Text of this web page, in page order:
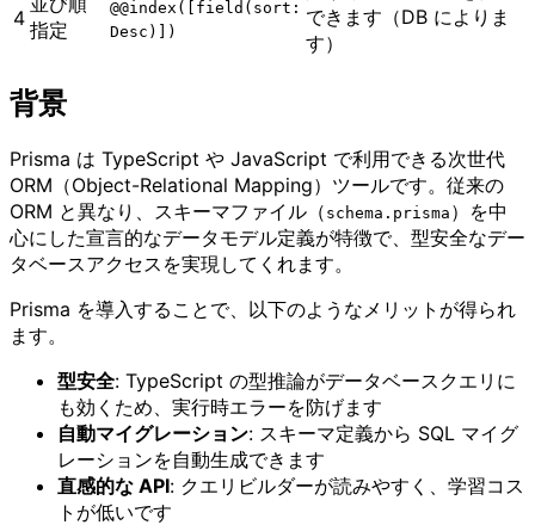
4 指定
@@index([field(sort:
Desc)])
できます（DB によりま
す）
背景
Prisma は TypeScript や JavaScript で利用できる次世代
ORM（Object-Relational Mapping）ツールです。従来の
ORM と異なり、スキーマファイル（ schema.prisma ）を中
心にした宣言的なデータモデル定義が特徴で、型安全なデー
タベースアクセスを実現してくれます。
Prisma を導入することで、以下のようなメリットが得られ
ます。
型安全: TypeScript の型推論がデータベースクエリに
も効くため、実行時エラーを防げます
自動マイグレーション: スキーマ定義から SQL マイグ
レーションを自動生成できます
直感的な API: クエリビルダーが読みやすく、学習コス
トが低いです